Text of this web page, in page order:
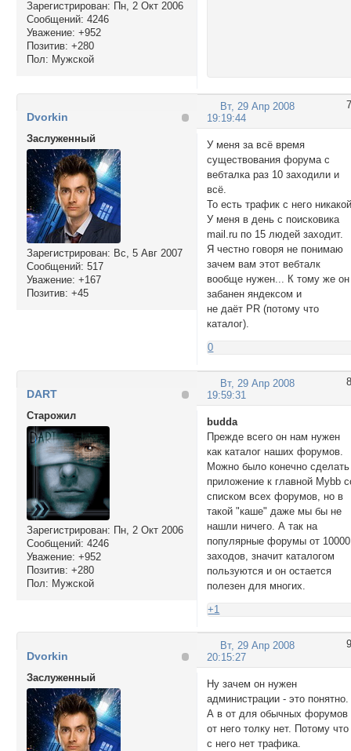
Зарегистрирован: Пн, 2 Окт 2006
Сообщений: 4246
Уважение: +952
Позитив: +280
Пол: Мужской
7
Вт, 29 Апр 2008
19:19:44
Dvorkin
Заслуженный
Зарегистрирован: Вс, 5 Авг 2007
Сообщений: 517
Уважение: +167
Позитив: +45
У меня за всё время
существования форума с
вебталка раз 10 заходили и
всё.
То есть трафик с него
У меня в день с поисковика
mail.ru по 15 людей заходит.
Я честно говоря не понимаю
зачем вам этот вебталк
вообще нужен... К тому же он
забанен яндексом и
не даёт PR (потому что
каталог).
0
8
Вт, 29 Апр 2008
19:59:31
DART
Cтарожил
Зарегистрирован: Пн, 2 Окт 2006
Сообщений: 4246
Уважение: +952
Позитив: +280
Пол: Мужской
budda
Прежде всего он нам нужен
как каталог наших форумов.
Можно было конечно сделать
приложение к главной Mybb
списком всех форумов, но в
такой "каше" даже мы бы не
нашли ничего. А так на
популярные форумы от 10000
заходов, значит каталогом
пользуются и он остается
полезен для многих.
+1
9
Вт, 29 Апр 2008
20:15:27
Dvorkin
Заслуженный
Ну зачем он нужен
администрации - это понятно.
А в от для обычных форумов
от него толку нет. Потому что
с него нет трафика.